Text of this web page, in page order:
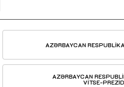
AZƏRBAYCAN
AZƏRBAYCAN
VİTSE-